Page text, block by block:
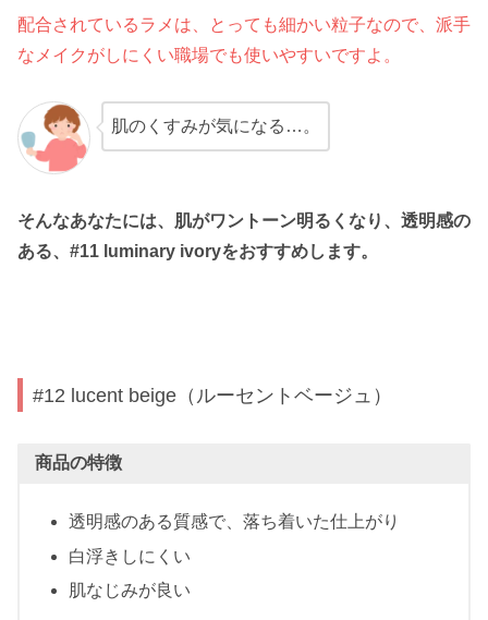
配合されているラメは、とっても細かい粒子なので、派手
なメイクがしにくい職場でも使いやすいですよ。
肌のくすみが気になる…。
そんなあなたには、肌がワントーン明るくなり、透明感の
ある、#11 luminary ivoryをおすすめします。
#12 lucent beige（ルーセントベージュ）
商品の特徴
透明感のある質感で、落ち着いた仕上がり
白浮きしにくい
肌なじみが良い